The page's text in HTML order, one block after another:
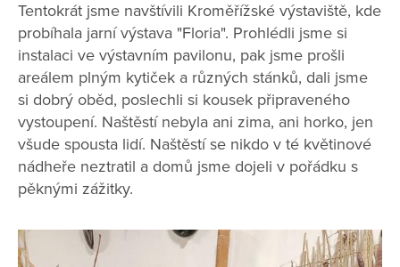
Tentokrát jsme navštívili Kroměřížské výstaviště, kde
probíhala jarní výstava "Floria". Prohlédli jsme si
instalaci ve výstavním pavilonu, pak jsme prošli
areálem plným kytiček a různých stánků, dali jsme
si dobrý oběd, poslechli si kousek připraveného
vystoupení. Naštěstí nebyla ani zima, ani horko, jen
všude spousta lidí. Naštěstí se nikdo v té květinové
nádheře neztratil a domů jsme dojeli v pořádku s
pěknými zážitky.